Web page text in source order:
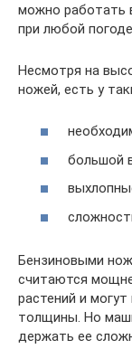
можно работать
при любой погоде.
Несмотря на
ножей, есть у
большой
Бензиновыми
считаются
растений и
толщины. Но
держать ее